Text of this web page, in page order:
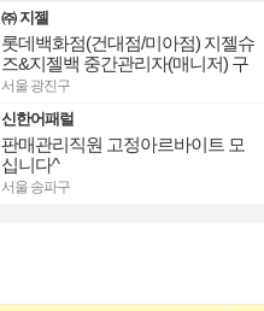
㈜ 지젤
롯데백화점(건대점/미아점) 지젤슈
즈&지젤백 중간관리자(매니저) 구
인합니다
서울 광진구
신한어패럴
판매관리직원 고정아르바이트 모
십니다^
서울 송파구